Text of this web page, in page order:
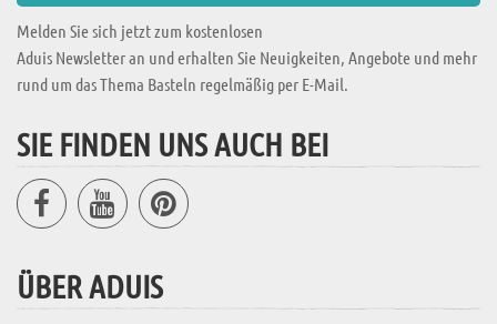
Melden Sie sich jetzt zum kostenlosen
Aduis Newsletter an und erhalten Sie Neuigkeiten, Angebote und mehr
rund um das Thema Basteln regelmäßig per E-Mail.
SIE FINDEN UNS AUCH BEI
ÜBER ADUIS